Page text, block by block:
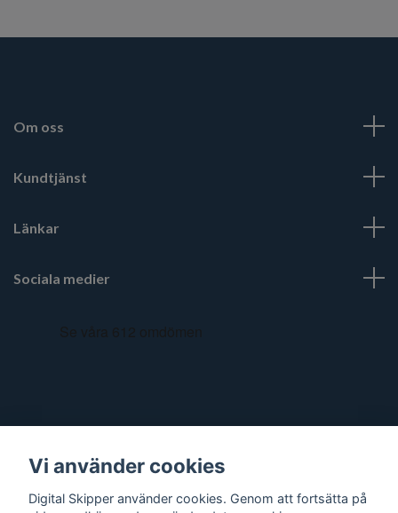
Om oss
Kundtjänst
Länkar
Sociala medier
Vi använder cookies
Digital Skipper använder cookies. Genom att fortsätta på